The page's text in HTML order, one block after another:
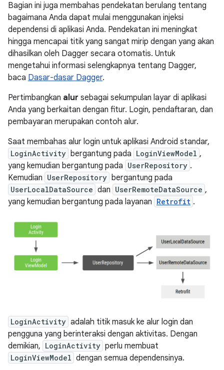
Bagian ini juga membahas pendekatan berulang tentang
bagaimana Anda dapat mulai menggunakan injeksi
dependensi di aplikasi Anda. Pendekatan ini meningkat
hingga mencapai titik yang sangat mirip dengan yang akan
dihasilkan oleh Dagger secara otomatis. Untuk
mengetahui informasi selengkapnya tentang Dagger,
baca Dasar-dasar Dagger.
Pertimbangkan alur sebagai sekumpulan layar di aplikasi
Anda yang berkaitan dengan fitur. Login, pendaftaran, dan
pembayaran merupakan contoh alur.
Saat membahas alur login untuk aplikasi Android standar,
LoginActivity bergantung pada LoginViewModel ,
yang kemudian bergantung pada UserRepository .
Kemudian UserRepository bergantung pada
UserLocalDataSource dan UserRemoteDataSource ,
yang kemudian bergantung pada layanan Retrofit .
LoginActivity adalah titik masuk ke alur login dan
pengguna yang berinteraksi dengan aktivitas. Dengan
demikian, LoginActivity perlu membuat
LoginViewModel dengan semua dependensinya.